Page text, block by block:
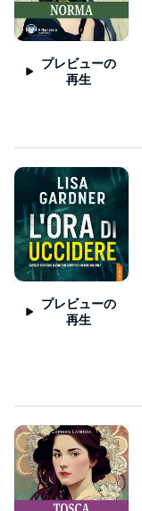
プレビューの
再生
プレビューの
再生